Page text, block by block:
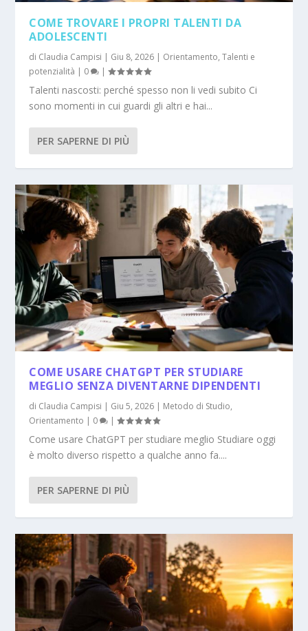
COME TROVARE I PROPRI TALENTI DA
ADOLESCENTI
di Claudia Campisi | Giu 8, 2026 | Orientamento,Talenti e
potenzialità | 0 |
Talenti nascosti: perché spesso non li vedi subito Ci
sono momenti in cui guardi gli altri e hai...
PER SAPERNE DI PIÙ
COME USARE CHATGPT PER STUDIARE
MEGLIO SENZA DIVENTARNE DIPENDENTI
di Claudia Campisi | Giu 5, 2026 | Metodo di Studio,
Orientamento | 0 |
Come usare ChatGPT per studiare meglio Studiare oggi
è molto diverso rispetto a qualche anno fa....
PER SAPERNE DI PIÙ